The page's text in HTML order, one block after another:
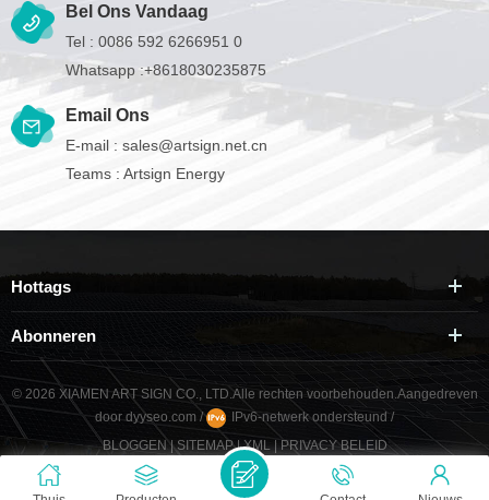
Bel Ons Vandaag
Tel : 0086 592 6266951 0
Whatsapp :+8618030235875
Email Ons
E-mail : sales@artsign.net.cn
Teams : Artsign Energy
Hottags
Abonneren
© 2026 XIAMEN ART SIGN CO., LTD.Alle rechten voorbehouden.Aangedreven
door dyyseo.com / IPv6-netwerk ondersteund/
BLOGGEN|SITEMAP|XML| PRIVACY BELEID